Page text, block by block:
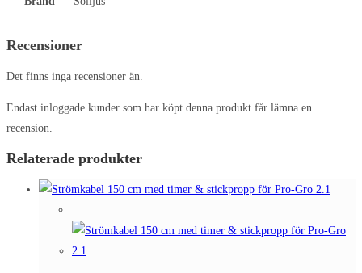
Recensioner
Det finns inga recensioner än.
Endast inloggade kunder som har köpt denna produkt får lämna en
recension.
Relaterade produkter